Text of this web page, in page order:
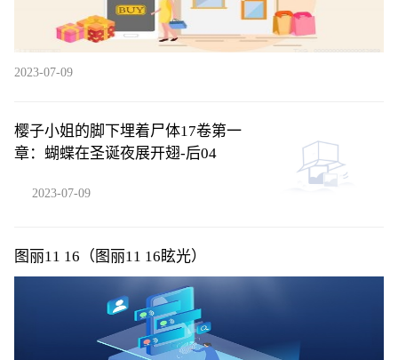
2023-07-09
樱子小姐的脚下埋着尸体17卷第一
章：蝴蝶在圣诞夜展开翅-后04
2023-07-09
图丽11 16（图丽11 16眩光）